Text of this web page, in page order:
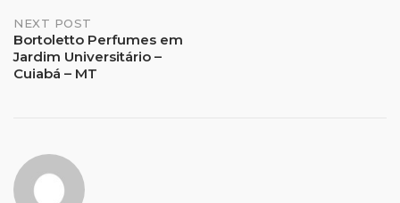
NEXT POST
Bortoletto Perfumes em
Jardim Universitário –
Cuiabá – MT